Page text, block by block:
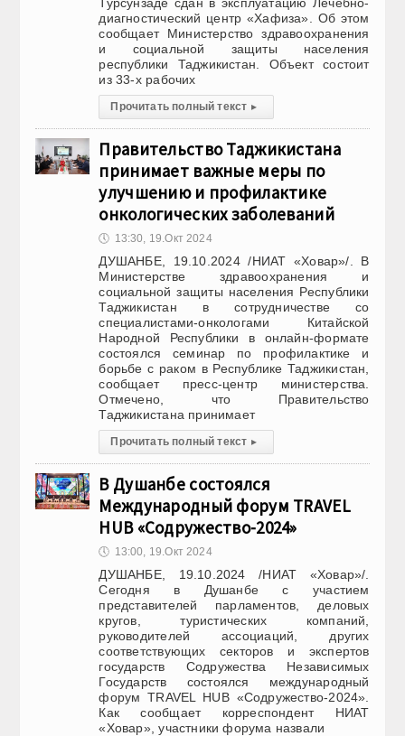
диагностический центр «Хафиза». Об этом
сообщает Министерство здравоохранения
и социальной защиты населения
республики Таджикистан. Объект состоит
из 33-х рабочих
Прочитать полный текст ▸
Правительство Таджикистана
принимает важные меры по
улучшению и профилактике
онкологических заболеваний
🕔 13:30, 19.Окт 2024
ДУШАНБЕ, 19.10.2024 /НИАТ «Ховар»/. В
Министерстве здравоохранения и
социальной защиты населения Республики
Таджикистан в сотрудничестве со
специалистами-онкологами Китайской
Народной Республики в онлайн-формате
состоялся семинар по профилактике и
борьбе с раком в Республике Таджикистан,
сообщает пресс-центр министерства.
Отмечено, что Правительство
Таджикистана принимает
Прочитать полный текст ▸
В Душанбе состоялся
Международный форум TRAVEL
HUB «Содружество-2024»
🕔 13:00, 19.Окт 2024
ДУШАНБЕ, 19.10.2024 /НИАТ «Ховар»/.
Сегодня в Душанбе с участием
представителей парламентов, деловых
кругов, туристических компаний,
руководителей ассоциаций, других
соответствующих секторов и экспертов
государств Содружества Независимых
Государств состоялся международный
форум TRAVEL HUB «Содружество-2024».
Как сообщает корреспондент НИАТ
«Ховар», участники форума назвали